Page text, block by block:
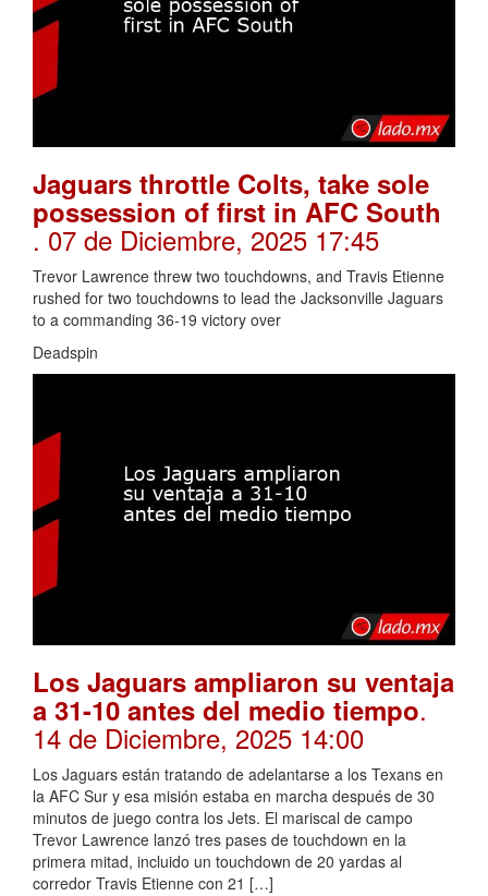
Jaguars throttle Colts, take sole
possession of first in AFC South
. 07 de Diciembre, 2025 17:45
Trevor Lawrence threw two touchdowns, and Travis Etienne
rushed for two touchdowns to lead the Jacksonville Jaguars
to a commanding 36-19 victory over
Deadspin
Los Jaguars ampliaron su ventaja
a 31-10 antes del medio tiempo.
14 de Diciembre, 2025 14:00
Los Jaguars están tratando de adelantarse a los Texans en
la AFC Sur y esa misión estaba en marcha después de 30
minutos de juego contra los Jets. El mariscal de campo
Trevor Lawrence lanzó tres pases de touchdown en la
primera mitad, incluido un touchdown de 20 yardas al
corredor Travis Etienne con 21 […]